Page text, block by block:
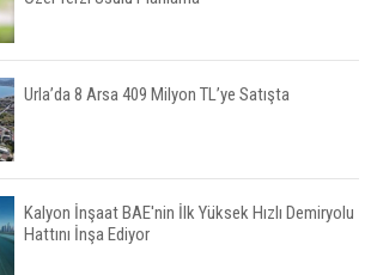
Urla’da 8 Arsa 409 Milyon TL’ye Satışta
Kalyon İnşaat BAE'nin İlk Yüksek Hızlı Demiryolu
Hattını İnşa Ediyor